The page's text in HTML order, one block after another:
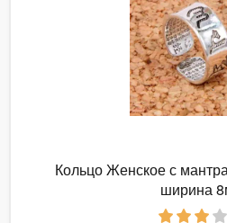
Кольцо Женское с
ширина